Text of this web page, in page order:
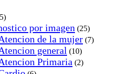
por imagen (25)
de la mujer (7)
general (10)
Primaria (2)